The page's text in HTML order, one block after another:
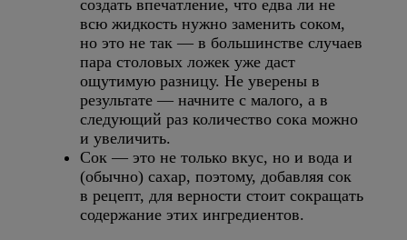
создать впечатление, что едва ли не
всю жидкость нужно заменить соком,
но это не так — в большинстве случаев
пара столовых ложек уже даст
ощутимую разницу. Не уверены в
результате — начните с малого, а в
следующий раз количество сока можно
и увеличить.
Сок — это не только вкус, но и вода и
(обычно) сахар, поэтому, добавляя сок
в рецепт, для верности стоит сокращать
содержание этих ингредиентов.